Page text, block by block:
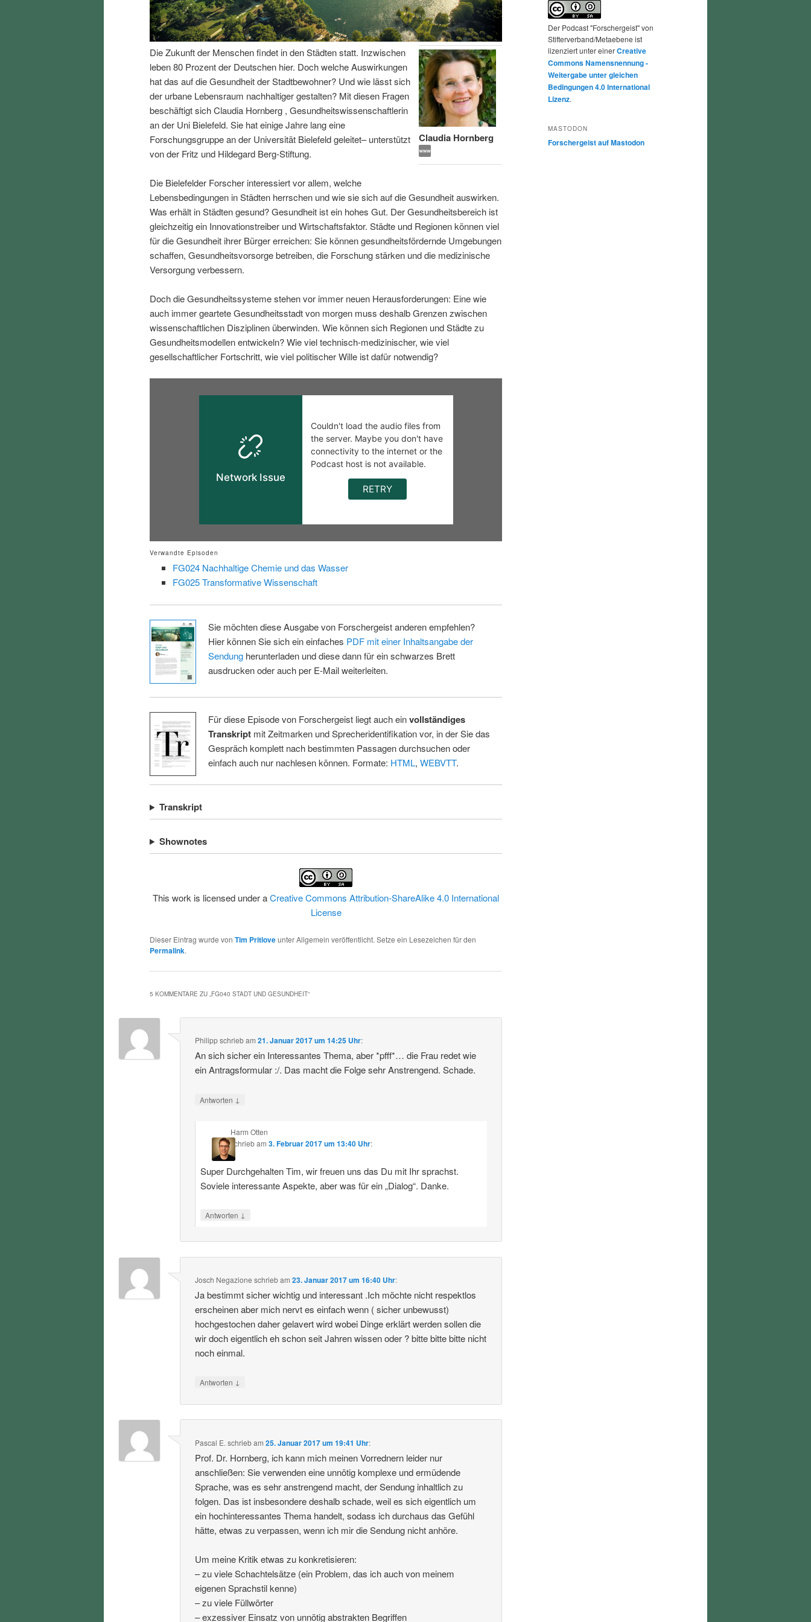
I
l
s
p
r
n
g
e
h
l
t
s
r
i
Claudia Hornberg
Die Zukunft der Menschen findet in den Städten statt. Inzwischen
leben 80 Prozent der Deutschen hier. Doch welche Auswirkungen
hat das auf die Gesundheit der Stadtbewohner? Und wie lässt sich
der urbane Lebensraum nachhaltiger gestalten? Mit diesen Fragen
beschäftigt sich Claudia Hornberg , Gesundheitswissenschaftlerin
an der Uni Bielefeld. Sie hat einige Jahre lang eine
Forschungsgruppe an der Universität Bielefeld geleitet– unterstützt
von der Fritz und Hildegard Berg-Stiftung.
Die Bielefelder Forscher interessiert vor allem, welche
Lebensbedingungen in Städten herrschen und wie sie sich auf die Gesundheit auswirken.
Was erhält in Städten gesund? Gesundheit ist ein hohes Gut. Der Gesundheitsbereich ist
gleichzeitig ein Innovationstreiber und Wirtschaftsfaktor. Städte und Regionen können viel
für die Gesundheit ihrer Bürger erreichen: Sie können gesundheitsfördernde Umgebungen
schaffen, Gesundheitsvorsorge betreiben, die Forschung stärken und die medizinische
Versorgung verbessern.
Doch die Gesundheitssysteme stehen vor immer neuen Herausforderungen: Eine wie
auch immer geartete Gesundheitsstadt von morgen muss deshalb Grenzen zwischen
wissenschaftlichen Disziplinen überwinden. Wie können sich Regionen und Städte zu
Gesundheitsmodellen entwickeln? Wie viel technisch-medizinischer, wie viel
gesellschaftlicher Fortschritt, wie viel politischer Wille ist dafür notwendig?
Verwandte Episoden
FG024 Nachhaltige Chemie und das Wasser
FG025 Transformative Wissenschaft
Sie möchten diese Ausgabe von Forschergeist anderen empfehlen?
Hier können Sie sich ein einfaches PDF mit einer Inhaltsangabe der
Sendungherunterladen und diese dann für ein schwarzes Brett
ausdrucken oder auch per E-Mail weiterleiten.
Für diese Episode von Forschergeist liegt auch einvollständiges
Transkriptmit Zeitmarken und Sprecheridentifikation vor, in der Sie das
Gespräch komplett nach bestimmten Passagen durchsuchen oder
einfach auch nur nachlesen können. Formate: HTML, WEBVTT.
Transkript
Shownotes
This work is licensed under aCreative Commons Attribution-ShareAlike 4.0 International
License
Dieser Eintrag wurde von Tim Pritloveunter Allgemein veröffentlicht. Setze ein Lesezeichen für den
Permalink.
5 KOMMENTARE ZU „FG040 STADT UND GESUNDHEIT“
Philippschriebam21. Januar 2017 um 14:25 Uhr:
An sich sicher ein Interessantes Thema, aber *pfff*… die Frau redet wie
ein Antragsformular :/. Das macht die Folge sehr Anstrengend. Schade.
Antworten ↓
Harm Otten
schriebam 3. Februar 2017 um 13:40 Uhr:
Super Durchgehalten Tim, wir freuen uns das Du mit Ihr sprachst.
Soviele interessante Aspekte, aber was für ein „Dialog“. Danke.
Antworten ↓
Josch Negazione schriebam23. Januar 2017 um 16:40 Uhr:
Ja bestimmt sicher wichtig und interessant .Ich möchte nicht respektlos
erscheinen aber mich nervt es einfach wenn ( sicher unbewusst)
hochgestochen daher gelavert wird wobei Dinge erklärt werden sollen die
wir doch eigentlich eh schon seit Jahren wissen oder ? bitte bitte bitte nicht
noch einmal.
Antworten ↓
Pascal E. schriebam25. Januar 2017 um 19:41 Uhr:
Prof. Dr. Hornberg, ich kann mich meinen Vorrednern leider nur
anschließen: Sie verwenden eine unnötig komplexe und ermüdende
Sprache, was es sehr anstrengend macht, der Sendung inhaltlich zu
folgen. Das ist insbesondere deshalb schade, weil es sich eigentlich um
ein hochinteressantes Thema handelt, sodass ich durchaus das Gefühl
hätte, etwas zu verpassen, wenn ich mir die Sendung nicht anhöre.
Um meine Kritik etwas zu konkretisieren:
– zu viele Schachtelsätze (ein Problem, das ich auch von meinem
eigenen Sprachstil kenne)
– zu viele Füllwörter
– exzessiver Einsatz von unnötig abstrakten Begriffen
Der Podcast "Forschergeist" von
Stifterverband/Metaebene ist
lizenziert unter einerCreative
Commons Namensnennung -
Weitergabe unter gleichen
Bedingungen 4.0 International
Lizenz.
MASTODON
Forschergeist auf Mastodon